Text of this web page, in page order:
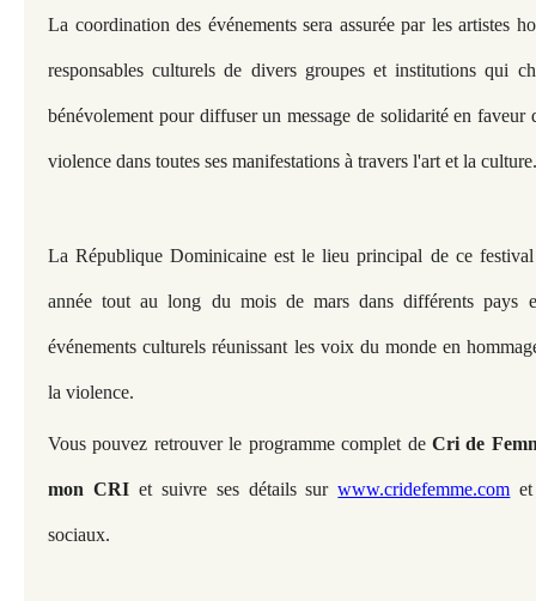
La coordination des événements sera assurée par les artistes
responsables culturels de divers groupes et institutions qui
bénévolement pour diffuser un message de solidarité en faveur
violence dans toutes ses manifestations à travers l'art et la culture.
La République Dominicaine est le lieu principal de ce
année tout au long du mois de mars dans différents pays
événements culturels réunissant les voix du monde en
la violence.
Vous pouvez retrouver le programme complet de Cri de
mon CRI et suivre ses détails sur www.cridefemme.com
sociaux.